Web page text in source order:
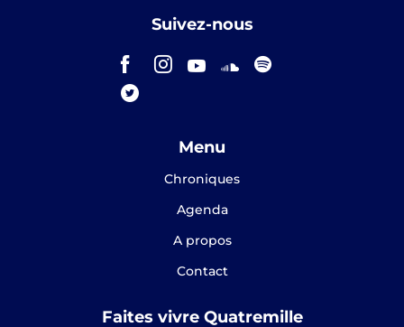
Suivez-nous
Menu
Chroniques
Agenda
A propos
Contact
Faites vivre Quatremille